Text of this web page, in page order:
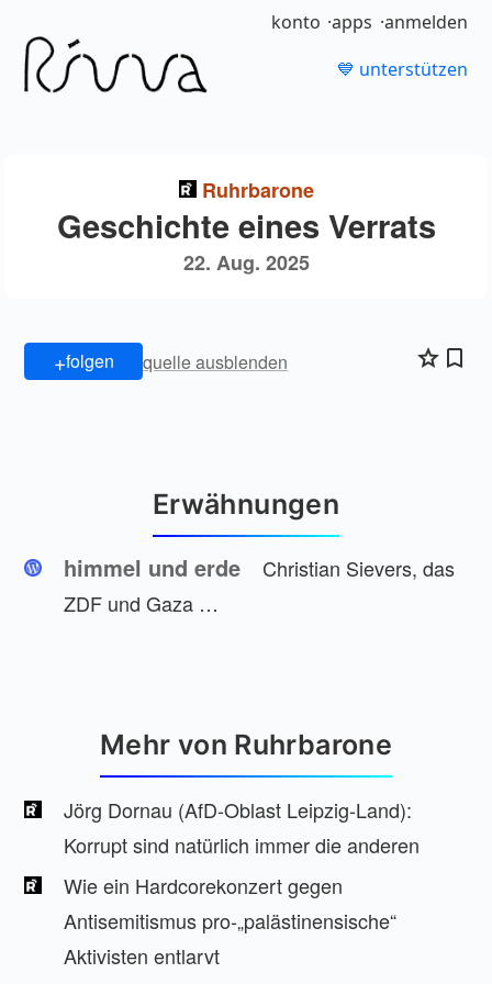
konto apps anmelden
💙 unterstützen
Ruhrbarone
Geschichte eines Verrats
22. Aug. 2025
+folgen quelle ausblenden
Erwähnungen
himmel und erde
Christian Sievers, das
ZDF und Gaza …
Mehr von Ruhrbarone
Jörg Dornau (AfD-Oblast Leipzig-Land):
Korrupt sind natürlich immer die anderen
Wie ein Hardcorekonzert gegen
Antisemitismus pro-„palästinensische“
Aktivisten entlarvt